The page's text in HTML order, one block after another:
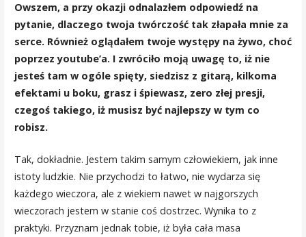
Owszem, a przy okazji odnalazłem odpowiedź na
pytanie, dlaczego twoja twórczość tak złapała mnie za
serce. Również oglądałem twoje występy na żywo, choć
poprzez youtube’a. I zwróciło moją uwagę to, iż nie
jesteś tam w ogóle spięty, siedzisz z gitarą, kilkoma
efektami u boku, grasz i śpiewasz, zero złej presji,
czegoś takiego, iż musisz być najlepszy w tym co
robisz.
Tak, dokładnie. Jestem takim samym człowiekiem, jak inne
istoty ludzkie. Nie przychodzi to łatwo, nie wydarza się
każdego wieczora, ale z wiekiem nawet w najgorszych
wieczorach jestem w stanie coś dostrzec. Wynika to z
praktyki. Przyznam jednak tobie, iż była cała masa